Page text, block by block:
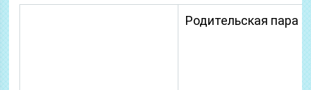
Родительская пара